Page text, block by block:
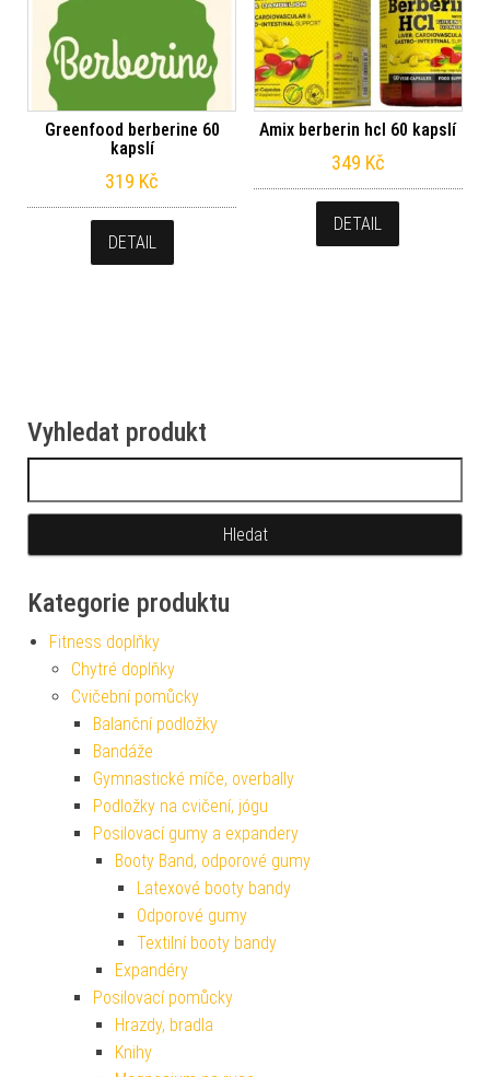
Greenfood berberine 60
kapslí
319 Kč
DETAIL
Amix berberin hcl 60 kapslí
349 Kč
DETAIL
Vyhledat produkt
Kategorie produktu
Fitness doplňky
Chytré doplňky
Cvičební pomůcky
Balanční podložky
Bandáže
Gymnastické míče, overbally
Podložky na cvičení, jógu
Posilovací gumy a expandery
Booty Band, odporové gumy
Latexové booty bandy
Odporové gumy
Textilní booty bandy
Expandéry
Posilovací pomůcky
Hrazdy, bradla
Knihy